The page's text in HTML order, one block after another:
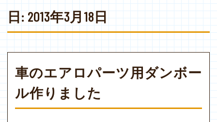
e
n
t
日:2013年3月18日
車のエアロパーツ用ダンボー
ル作りました